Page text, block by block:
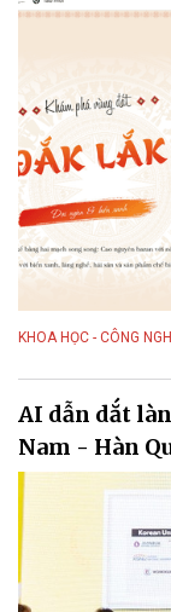
KHOA HỌC - CÔNG
AI dẫn dắt
Nam - Hàn